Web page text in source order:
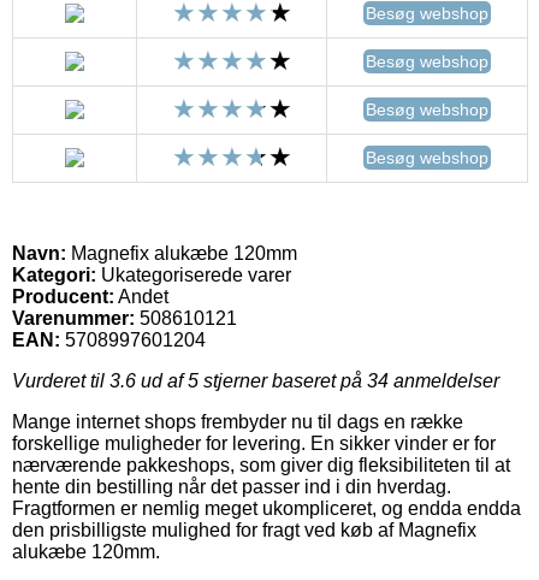
Besøg webshop
Besøg webshop
Besøg webshop
Besøg webshop
Navn: Magnefix alukæbe 120mm
Kategori: Ukategoriserede varer
Producent: Andet
Varenummer: 508610121
EAN: 5708997601204
Vurderet til 3.6 ud af 5 stjerner baseret på 34 anmeldelser
Mange internet shops frembyder nu til dags en række
forskellige muligheder for levering. En sikker vinder er for
nærværende pakkeshops, som giver dig fleksibiliteten til at
hente din bestilling når det passer ind i din hverdag.
Fragtformen er nemlig meget ukompliceret, og endda endda
den prisbilligste mulighed for fragt ved køb af Magnefix
alukæbe 120mm.